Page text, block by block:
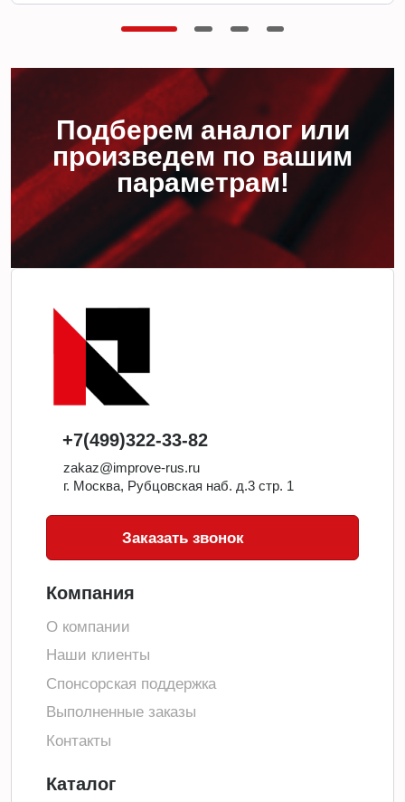
Подберем аналог или
произведем по вашим
параметрам!
+7(499)322-33-82
zakaz@improve-rus.ru
г. Москва, Рубцовская наб. д.3 стр. 1
Заказать звонок
Компания
О компании
Наши клиенты
Спонсорская поддержка
Выполненные заказы
Контакты
Каталог